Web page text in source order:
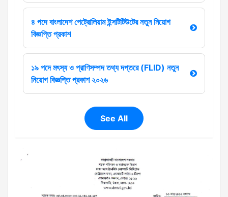
৪ পদে বাংলাদেশ পেট্রোলিয়াম ইন্সটিটিউটের নতুন নিয়োগ
বিজ্ঞপ্তি প্রকাশ
১৯ পদে মৎস্য ও প্রাণিসম্পদ তথ্য দপ্তরে (FLID) নতুন
নিয়োগ বিজ্ঞপ্তি প্রকাশ ২০২৬
See All